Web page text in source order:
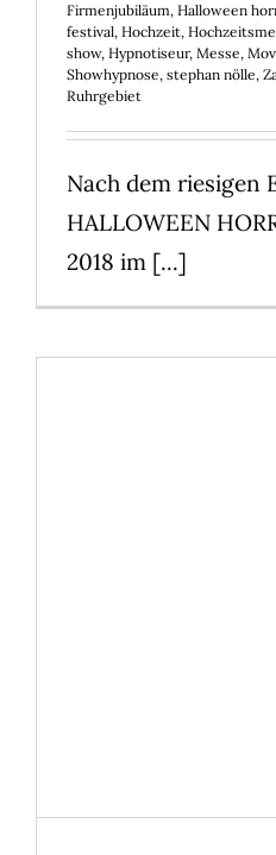
Firmenjubiläum, Halloween
festival, Hochzeit,
show, Hypnotiseur, Messe,
Showhypnose, stephan nölle,
Ruhrgebiet
Nach dem riesigen
HALLOWEEN
2018 im [...]